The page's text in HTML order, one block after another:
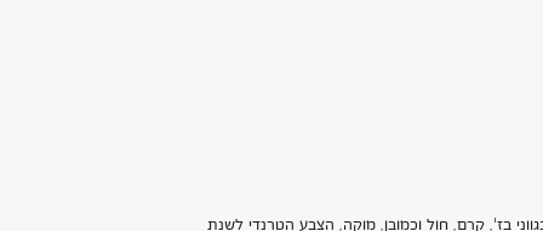
רבים מעולמות עיצוב הבית בגווני בז', קרם, חול וכמובן, מוקה, הצבע הטרנדי לשנת